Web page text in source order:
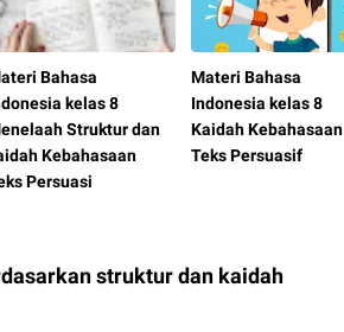
Bahasa
kelas 8
Struktur dan
Kebahasaan
Persuasi
Materi Bahasa
Indonesia kelas 8
Kaidah Kebahasaan
Teks Persuasif
struktur dan kaidah